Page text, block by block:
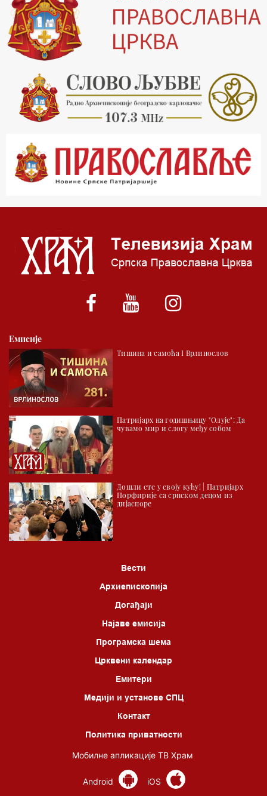
20.00 Вести из Цркве
20.15 Реч архијереја
20.30 Храм културе
21.03 Господ над војскама
22.03 Црквена предавања и трибине
23.00 Питања и одговори
00.03 Црквена предавања и трибине
01.03 Живе речи - подкаст
*најважније вести емитујемо на сваки пун сат
Емисије
Тишина и самоћа I Врлинослов
Патријарх на годишњицу "Олује": Да
чувамо мир и слогу међу собом
Дошли сте у своју кућу! | Патријарх
Порфирије са српском децом из
дијаспоре
Вести
Архиепископија
Догађаји
Најаве емисија
Програмска шема
Црквени календар
Емитери
Медији и установе СПЦ
Контакт
Политика приватности
Мобилне апликације ТВ Храм
Android iOS